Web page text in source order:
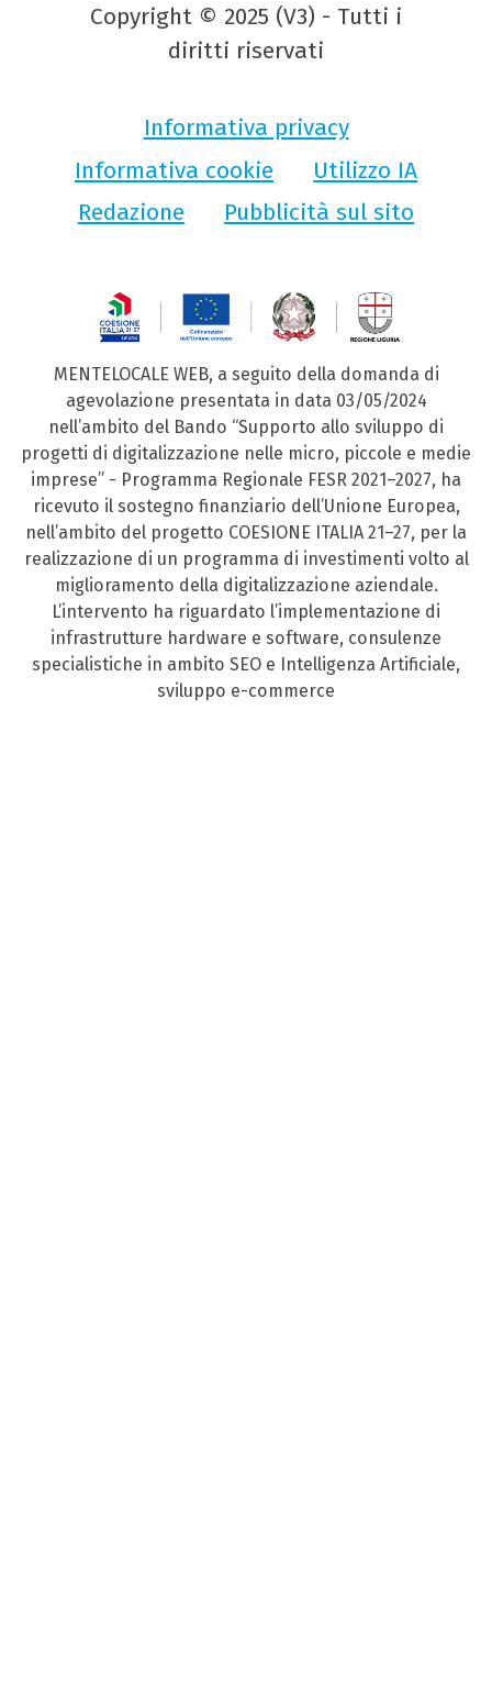
Copyright © 2025 (V3) - Tutti i
diritti riservati
Informativa privacy
Informativa cookie
Utilizzo IA
Redazione
Pubblicità sul sito
MENTELOCALE WEB, a seguito della domanda di
agevolazione presentata in data 03/05/2024
nell’ambito del Bando “Supporto allo sviluppo di
progetti di digitalizzazione nelle micro, piccole e medie
imprese” - Programma Regionale FESR 2021–2027, ha
ricevuto il sostegno finanziario dell’Unione Europea,
nell’ambito del progetto COESIONE ITALIA 21–27, per la
realizzazione di un programma di investimenti volto al
miglioramento della digitalizzazione aziendale.
L’intervento ha riguardato l’implementazione di
infrastrutture hardware e software, consulenze
specialistiche in ambito SEO e Intelligenza Artificiale,
sviluppo e-commerce